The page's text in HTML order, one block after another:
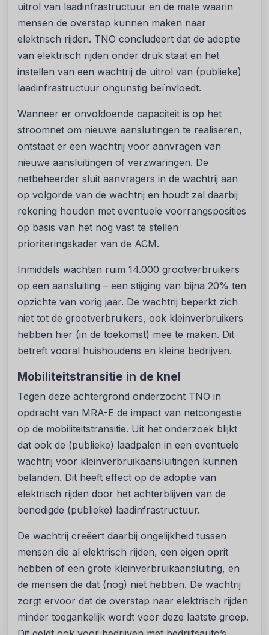
uitrol van laadinfrastructuur en de mate waarin
mensen de overstap kunnen maken naar
elektrisch rijden. TNO concludeert dat de adoptie
van elektrisch rijden onder druk staat en het
instellen van een wachtrij de uitrol van (publieke)
laadinfrastructuur ongunstig beïnvloedt.
Wanneer er onvoldoende capaciteit is op het
stroomnet om nieuwe aansluitingen te realiseren,
ontstaat er een wachtrij voor aanvragen van
nieuwe aansluitingen of verzwaringen. De
netbeheerder sluit aanvragers in de wachtrij aan
op volgorde van de wachtrij en houdt zal daarbij
rekening houden met eventuele voorrangsposities
op basis van het nog vast te stellen
prioriteringskader van de ACM.
Inmiddels wachten ruim 14.000 grootverbruikers
op een aansluiting – een stijging van bijna 20% ten
opzichte van vorig jaar. De wachtrij beperkt zich
niet tot de grootverbruikers, ook kleinverbruikers
hebben hier (in de toekomst) mee te maken. Dit
betreft vooral huishoudens en kleine bedrijven.
Mobiliteitstransitie in de knel
Tegen deze achtergrond onderzocht TNO in
opdracht van MRA-E de impact van netcongestie
op de mobiliteitstransitie. Uit het onderzoek blijkt
dat ook de (publieke) laadpalen in een eventuele
wachtrij voor kleinverbruikaansluitingen kunnen
belanden. Dit heeft effect op de adoptie van
elektrisch rijden door het achterblijven van de
benodigde (publieke) laadinfrastructuur.
De wachtrij creëert daarbij ongelijkheid tussen
mensen die al elektrisch rijden, een eigen oprit
hebben of een grote kleinverbruikaansluiting, en
de mensen die dat (nog) niet hebben. De wachtrij
zorgt ervoor dat de overstap naar elektrisch rijden
minder toegankelijk wordt voor deze laatste groep.